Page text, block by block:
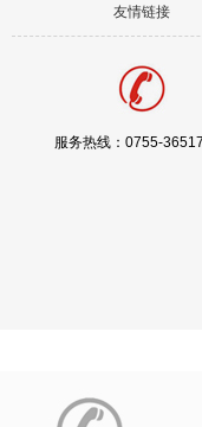
友情链接
服务热线：0755-